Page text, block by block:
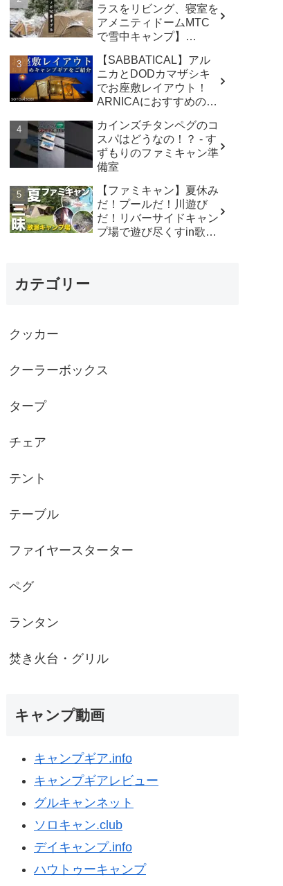
那須／LUMIX S5IIX - パ
パハキット アウトドア
VLOG
ラスをリビング、寝室を
アメニティドームMTC
で雪中キャンプ】
#snowpeak - 坊主キャン
パー@キンボウズ
【SABBATICAL】アル
ニカとDODカマザシキ
でお座敷レイアウト！
ARNICAにおすすめのキ
キャンプ - SOTOASOBI
カインズチタンペグのコ
スパはどうなの！？ - す
ずもりのファミキャン準
備室
【ファミキャン】夏休み
だ！プールだ！川遊び
だ！リバーサイドキャン
プ場で遊び尽くすin歌瀬
カテゴリー
クッカー
クーラーボックス
タープ
チェア
テント
テーブル
ファイヤースターター
ペグ
ランタン
焚き火台・グリル
キャンプ動画
キャンプギア.info
キャンプギアレビュー
グルキャンネット
ソロキャン.club
デイキャンプ.info
ハウトゥーキャンプ